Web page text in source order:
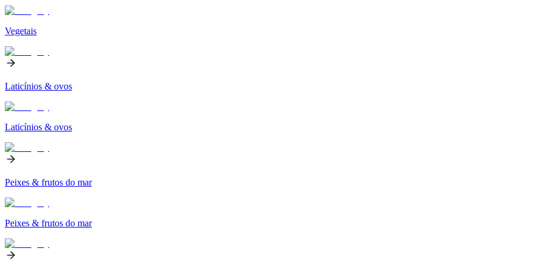
Vegetais
Laticínios & ovos
Laticínios & ovos
Peixes & frutos do mar
Peixes & frutos do mar